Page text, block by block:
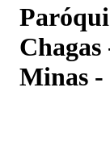
Minas